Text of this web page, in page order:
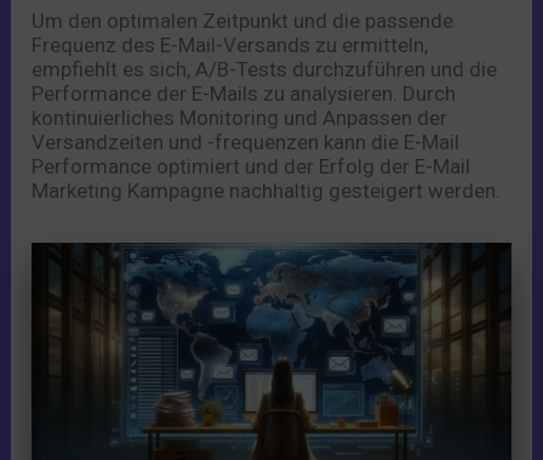
Um den optimalen Zeitpunkt und die passende
Frequenz des E-Mail-Versands zu ermitteln,
empfiehlt es sich, A/B-Tests durchzuführen und die
Performance der E-Mails zu analysieren. Durch
kontinuierliches Monitoring und Anpassen der
Versandzeiten und -frequenzen kann die E-Mail
Performance optimiert und der Erfolg der E-Mail
Marketing Kampagne nachhaltig gesteigert werden.